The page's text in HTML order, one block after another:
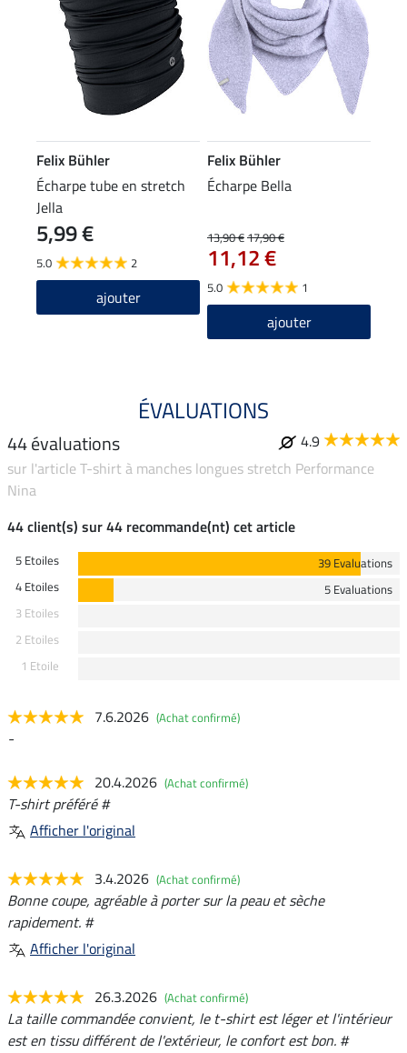
Felix Bühler
Écharpe tube en stretch
Jella
5,99 €
5.0 2
ajouter
Felix Bühler
Écharpe Bella
13,90 €17,90 €
11,12 €
5.0 1
ajouter
ÉVALUATIONS
44 évaluations
4.9
sur l'article T-shirt à manches longues stretch Performance
Nina
44 client(s) sur 44 recommande(nt) cet article
5 Etoiles
39 Evaluations
4 Etoiles
5 Evaluations
3 Etoiles
2 Etoiles
1 Etoile
7.6.2026 (Achat confirmé)
-
20.4.2026 (Achat confirmé)
T-shirt préféré #
Afficher l'original
3.4.2026 (Achat confirmé)
Bonne coupe, agréable à porter sur la peau et sèche
rapidement. #
Afficher l'original
26.3.2026 (Achat confirmé)
La taille commandée convient, le t-shirt est léger et l'intérieur
est en tissu différent de l'extérieur, le confort est bon. #